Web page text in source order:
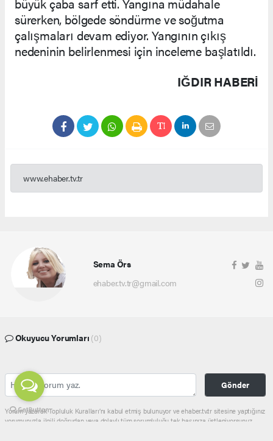
sürerken, bölgede söndürme ve soğutma
çalışmaları devam ediyor. Yangının çıkış
nedeninin belirlenmesi için inceleme başlatıldı.
IĞDIR HABERİ
www.ehaber.tv.tr
Sema Örs
ehaber.tv.tr@gmail.com
Okuyucu Yorumları (0)
Gönder
Yorum yazarak Topluluk Kuralları’nı kabul etmiş bulunuyor ve ehaber.tv.tr sitesine yaptığınız
yorumunuzla ilgili doğrudan veya dolaylı tüm sorumluluğu tek başınıza üstleniyorsunuz.